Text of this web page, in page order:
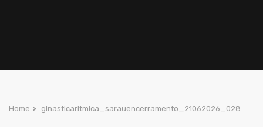
Home > ginasticaritmica_sarauencerramento_21062026_028